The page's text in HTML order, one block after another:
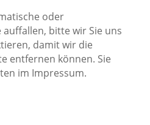
oder
bitte wir Sie uns
damit wir die
entfernen können. Sie
im Impressum.